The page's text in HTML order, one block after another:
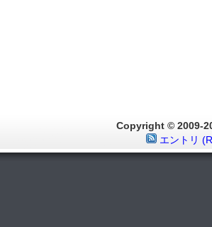
Copyright © 2009-
エントリ